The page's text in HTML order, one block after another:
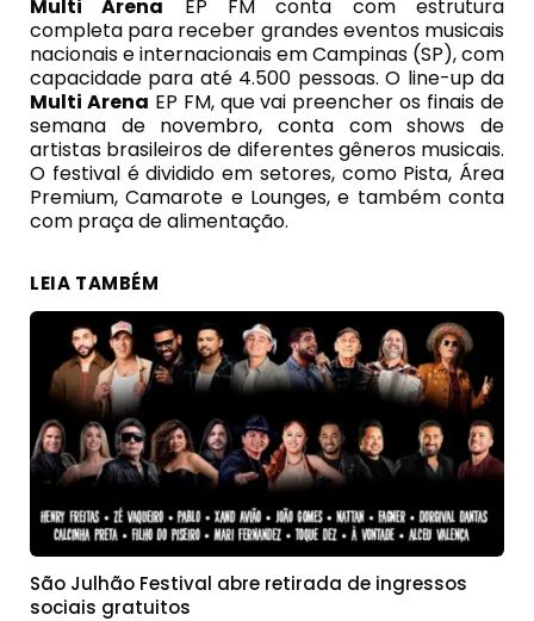
Multi Arena EP FM conta com estrutura
completa para receber grandes eventos musicais
nacionais e internacionais em Campinas (SP), com
capacidade para até 4.500 pessoas. O line-up da
Multi Arena EP FM, que vai preencher os finais de
semana de novembro, conta com shows de
artistas brasileiros de diferentes gêneros musicais.
O festival é dividido em setores, como Pista, Área
Premium, Camarote e Lounges, e também conta
com praça de alimentação.
LEIA TAMBÉM
São Julhão Festival abre retirada de ingressos
sociais gratuitos